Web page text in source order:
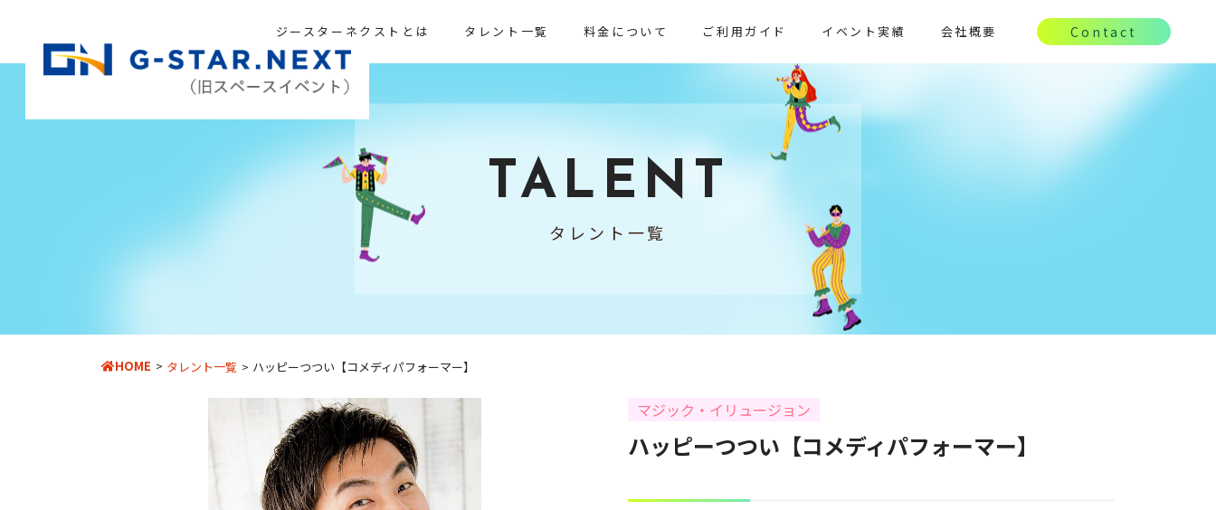
ジースターネクストとは タレント一覧 料金について ご利用ガイド イベント実績 会社概要 Contact
TALENT
タレント一覧
HOME タレント一覧 ハッピーつつい【コメディパフォーマー】
マジック・イリュージョン
ハッピーつつい【コメディパフォーマー】